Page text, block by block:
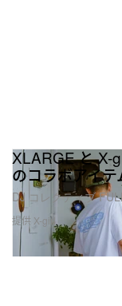
XLARGE と X-
のコラボアイ
DJ コレクティブ
提供 X-girl